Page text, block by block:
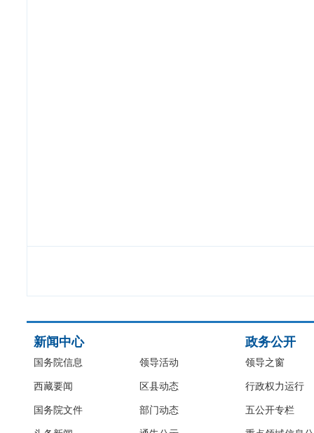
新闻中心
国务院信息
西藏要闻
国务院文件
领导活动
区县动态
部门动态
政务公开
领导之窗
行政权力运行
五公开专栏